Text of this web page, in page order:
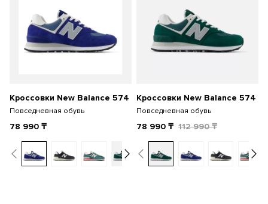
Кроссовки New Balance 574
Повседневная обувь
78 990 ₸
Кроссовки New Balance 574
Повседневная обувь
78 990 ₸ 112 990₸